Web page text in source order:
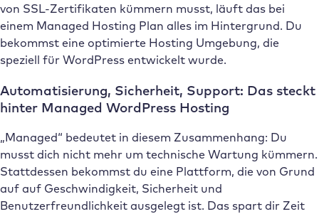
von SSL-Zertifikaten kümmern musst, läuft das bei
einem Managed Hosting Plan alles im Hintergrund. Du
bekommst eine optimierte Hosting Umgebung, die
speziell für WordPress entwickelt wurde.
Automatisierung, Sicherheit, Support: Das steckt
hinter Managed WordPress Hosting
„Managed“ bedeutet in diesem Zusammenhang: Du
musst dich nicht mehr um technische Wartung kümmern.
Stattdessen bekommst du eine Plattform, die von Grund
auf auf Geschwindigkeit, Sicherheit und
Benutzerfreundlichkeit ausgelegt ist. Das spart dir Zeit